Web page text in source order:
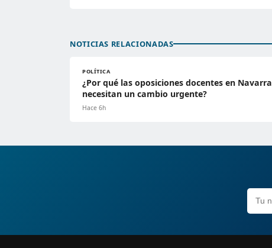
NOTICIAS RELACIONADAS
POLÍTICA
¿Por qué las oposiciones docentes en Navarra
necesitan un cambio urgente?
Hace 6h